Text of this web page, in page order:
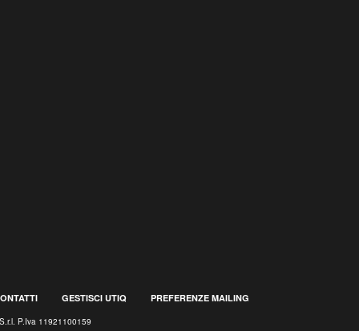
GESTISCI UTIQ PREFERENZE MAILING
P.Iva 11921100159